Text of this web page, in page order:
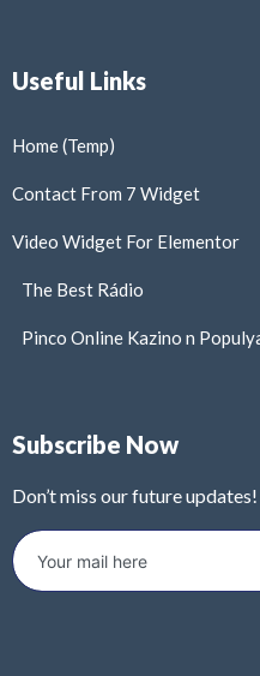
Useful Links
Home (Temp)
Contact From 7 Widget
Video Widget For Elementor
The Best Rádio
Pinco Online Kazino n
Subscribe Now
Don’t miss our future